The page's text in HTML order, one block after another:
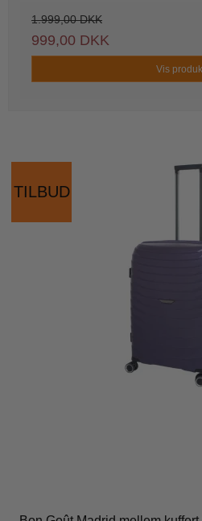
1.999,00 DKK
999,00 DKK
Vis
TILBUD